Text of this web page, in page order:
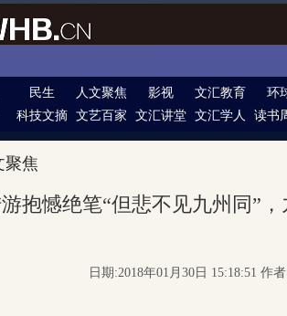
民生 人文聚焦 影视 文汇教育 环
科技文摘 文艺百家 文汇讲堂 文汇学人 读书
聚焦
抱憾绝笔“但悲不见九州同”
日期:2018年01月30日 15:18:51 作